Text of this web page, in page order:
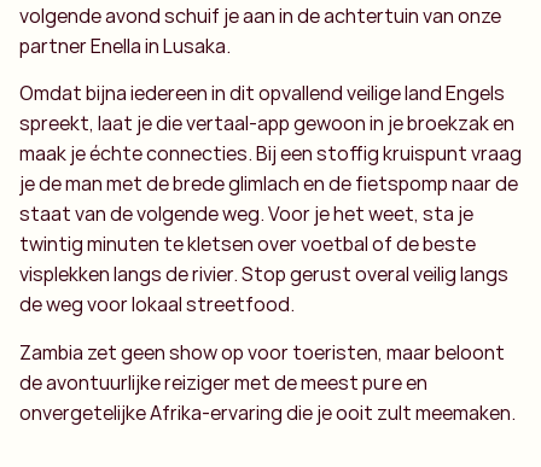
volgende avond schuif je aan in de achtertuin van onze
partner Enella in Lusaka.
Omdat bijna iedereen in dit opvallend veilige land Engels
spreekt, laat je die vertaal-app gewoon in je broekzak en
maak je échte connecties. Bij een stoffig kruispunt vraag
je de man met de brede glimlach en de fietspomp naar de
staat van de volgende weg. Voor je het weet, sta je
twintig minuten te kletsen over voetbal of de beste
visplekken langs de rivier. Stop gerust overal veilig langs
de weg voor lokaal streetfood.
Zambia zet geen show op voor toeristen, maar beloont
de avontuurlijke reiziger met de meest pure en
onvergetelijke Afrika-ervaring die je ooit zult meemaken.